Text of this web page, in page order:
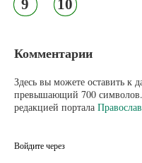
9 10
Комментарии
Здесь вы можете оставить к
превышающий 700
редакцией портала
Войдите через